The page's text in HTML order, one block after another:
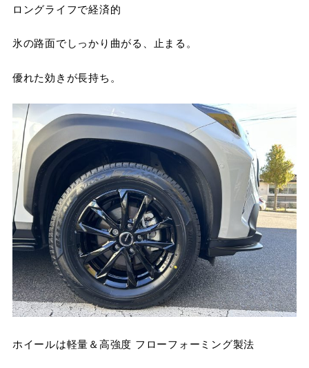
ロングライフで経済的
氷の路面でしっかり曲がる、止まる。
優れた効きが長持ち。
ホイールは軽量＆高強度 フローフォーミング製法